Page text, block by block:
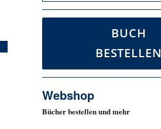
BUCH
BESTELLEN
Webshop
Bücher bestellen und mehr